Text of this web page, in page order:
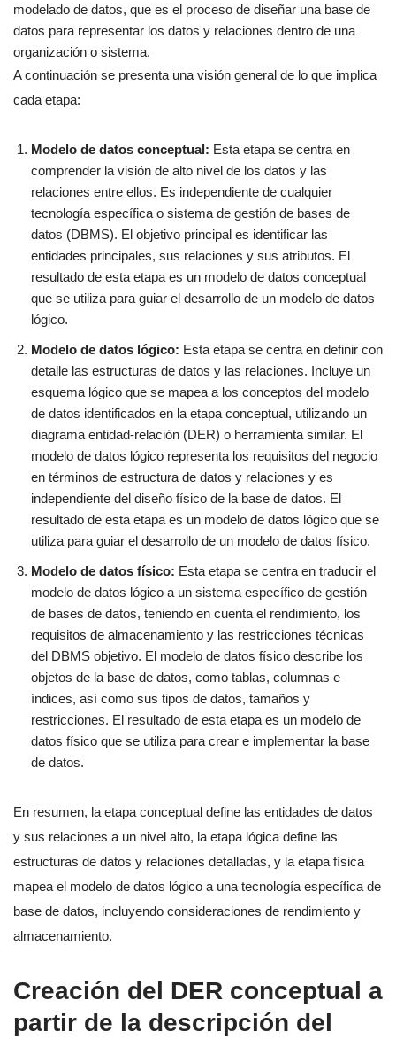
modelado de datos, que es el proceso de diseñar una base de
datos para representar los datos y relaciones dentro de una
organización o sistema.
A continuación se presenta una visión general de lo que implica
cada etapa:
Modelo de datos conceptual: Esta etapa se centra en
comprender la visión de alto nivel de los datos y las
relaciones entre ellos. Es independiente de cualquier
tecnología específica o sistema de gestión de bases de
datos (DBMS). El objetivo principal es identificar las
entidades principales, sus relaciones y sus atributos. El
resultado de esta etapa es un modelo de datos conceptual
que se utiliza para guiar el desarrollo de un modelo de datos
lógico.
Modelo de datos lógico: Esta etapa se centra en definir con
detalle las estructuras de datos y las relaciones. Incluye un
esquema lógico que se mapea a los conceptos del modelo
de datos identificados en la etapa conceptual, utilizando un
diagrama entidad-relación (DER) o herramienta similar. El
modelo de datos lógico representa los requisitos del negocio
en términos de estructura de datos y relaciones y es
independiente del diseño físico de la base de datos. El
resultado de esta etapa es un modelo de datos lógico que se
utiliza para guiar el desarrollo de un modelo de datos físico.
Modelo de datos físico: Esta etapa se centra en traducir el
modelo de datos lógico a un sistema específico de gestión
de bases de datos, teniendo en cuenta el rendimiento, los
requisitos de almacenamiento y las restricciones técnicas
del DBMS objetivo. El modelo de datos físico describe los
objetos de la base de datos, como tablas, columnas e
índices, así como sus tipos de datos, tamaños y
restricciones. El resultado de esta etapa es un modelo de
datos físico que se utiliza para crear e implementar la base
de datos.
En resumen, la etapa conceptual define las entidades de datos
y sus relaciones a un nivel alto, la etapa lógica define las
estructuras de datos y relaciones detalladas, y la etapa física
mapea el modelo de datos lógico a una tecnología específica de
base de datos, incluyendo consideraciones de rendimiento y
almacenamiento.
Creación del DER conceptual a
partir de la descripción del